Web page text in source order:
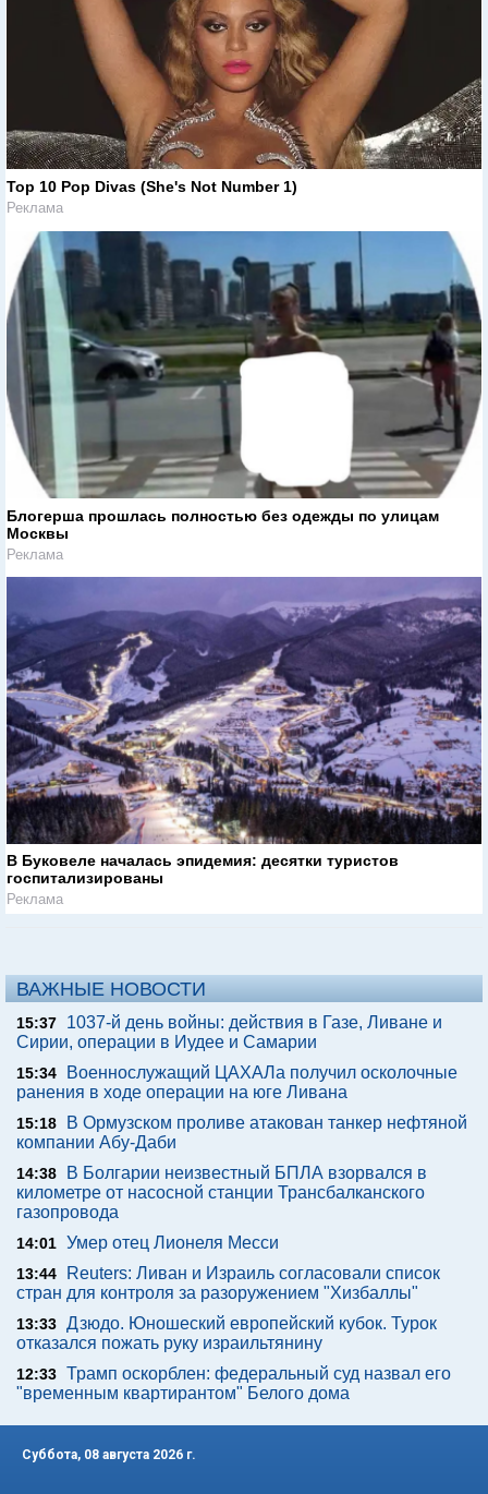
Top 10 Pop Divas (She's Not Number 1)
Реклама
Блогерша прошлась полностью без одежды по улицам
Москвы
Реклама
В Буковеле началась эпидемия: десятки туристов
госпитализированы
Реклама
ВАЖНЫЕ НОВОСТИ
15:37
1037-й день войны: действия в Газе, Ливане и
Сирии, операции в Иудее и Самарии
15:34
Военнослужащий ЦАХАЛа получил осколочные
ранения в ходе операции на юге Ливана
15:18
В Ормузском проливе атакован танкер нефтяной
компании Абу-Даби
14:38
В Болгарии неизвестный БПЛА взорвался в
километре от насосной станции Трансбалканского
газопровода
14:01 Умер отец Лионеля Месси
13:44
Reuters: Ливан и Израиль согласовали список
стран для контроля за разоружением "Хизбаллы"
13:33 Дзюдо. Юношеский европейский кубок. Турок
отказался пожать руку израильтянину
12:33 Трамп оскорблен: федеральный суд назвал его
"временным квартирантом" Белого дома
Суббота, 08 августа 2026 г.